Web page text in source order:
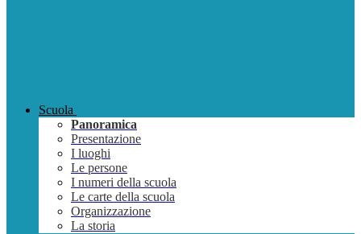
Scuola
Panoramica
Presentazione
I luoghi
Le persone
I numeri della scuola
Le carte della scuola
Organizzazione
La storia